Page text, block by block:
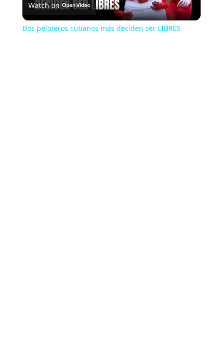
Video
Watch on
Dos peloteros cubanos más deciden ser LIBRES